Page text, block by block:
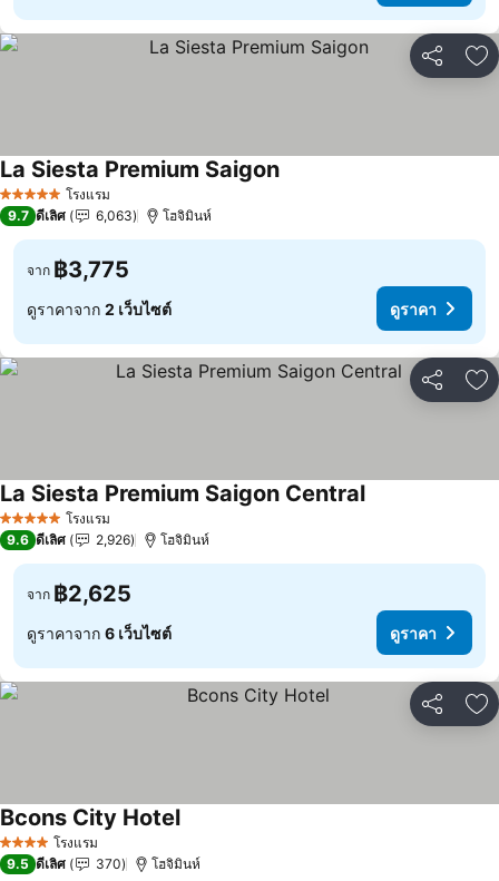
แชร์ เ
5 ดาว โรงแรม
La Siesta Premium Saigonดูราคา
9.7 ดีเลิศ 6,063 โฮจิมินห์
จาก ฿3,775
ดูราคาจาก 2 เว็บไซต์ ดูราคา
แชร์ เ
5 ดาว โรงแรม
La Siesta Premium Saigon Centralดูราคา
9.6 ดีเลิศ 2,926 โฮจิมินห์
จาก ฿2,625
ดูราคาจาก 6 เว็บไซต์ ดูราคา
แชร์ เ
4 ดาว โรงแรม
Bcons City Hotelดูราคา
9.5 ดีเลิศ 370 โฮจิมินห์